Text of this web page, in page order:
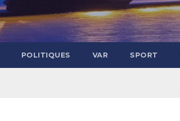
POLITIQUES VAR SPORT